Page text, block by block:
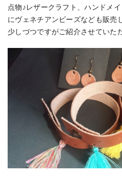
点物♪レザークラフト、ハンドメ
にヴェネチアンビーズなども販売
少しづつですがご紹介させていた